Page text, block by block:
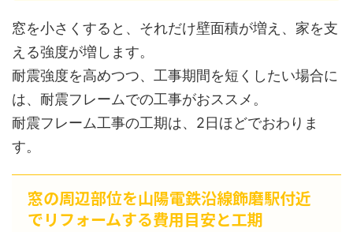
窓を小さくすると、それだけ壁面積が増え、家を支
える強度が増します。
耐震強度を高めつつ、工事期間を短くしたい場合に
は、耐震フレームでの工事がおススメ。
耐震フレーム工事の工期は、2日ほどでおわりま
す。
窓の周辺部位を山陽電鉄沿線飾磨駅付近
でリフォームする費用目安と工期